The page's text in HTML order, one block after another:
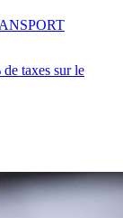
taxes sur le